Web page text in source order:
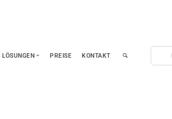
LÖSUNGEN PREISE KONTAKT